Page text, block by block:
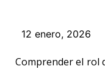
12 enero, 2026
Comprender el rol